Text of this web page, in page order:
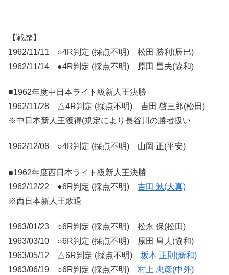
【戦歴】
1962/11/11 ○4R判定 (採点不明) 松田 勝利(辰巳)
1962/11/14 ●4R判定 (採点不明) 原田 昌夫(協和)
■1962年度中日本ライト級新人王決勝
1962/11/28 △4R判定 (採点不明) 吉田 啓三郎(松田)
※中日本新人王獲得(規定により長谷川の勝者扱い
1962/12/08 ○4R判定 (採点不明) 山岡 正(平安)
■1962年度西日本ライト級新人王決勝
1962/12/22 ●6R判定 (採点不明) 吉田 勉(大真)
※西日本新人王敗退
1963/01/23 ○6R判定 (採点不明) 松永 保(松田)
1963/03/10 ○6R判定 (採点不明) 原田 昌夫(協和)
1963/05/12 △6R判定 (採点不明) 坂本 正則(新和)
1963/06/19 ○6R判定 (採点不明) 村上 忠彦(中外)